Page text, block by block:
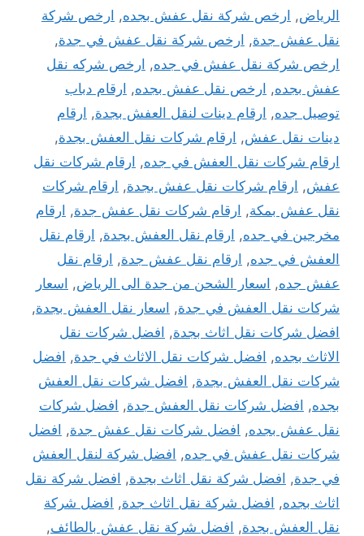
الرياض, ارخص شركة نقل عفش بجده, ارخص شركة
نقل عفش جدة, ارخص شركة نقل عفش في جدة,
ارخص شركة نقل عفش في جده, ارخص شركه نقل
عفش بجده, ارخص نقل عفش بجده, ارقام دباب
توصيل جده, ارقام دينات لنقل العفش بجدة, ارقام
دينات نقل عفش, ارقام شركات نقل العفش بجدة,
ارقام شركات نقل العفش في جده, ارقام شركات نقل
عفش, ارقام شركات نقل عفش بجدة, ارقام شركات
نقل عفش بمكة, ارقام شركات نقل عفش جدة, ارقام
مخرجين في جده, ارقام نقل العفش بجدة, ارقام نقل
العفش في جده, ارقام نقل عفش جدة, ارقام نقل
عفش جده, اسعار الشحن من جدة الى الرياض, اسعار
شركات نقل العفش في جدة, اسعار نقل العفش بجدة,
افضل شركات نقل اثاث بجدة, افضل شركات نقل
الاثاث بجده, افضل شركات نقل الاثاث في جدة, افضل
شركات نقل العفش بجدة, افضل شركات نقل العفش
بجده, افضل شركات نقل العفش جدة, افضل شركات
نقل عفش بجده, افضل شركات نقل عفش جدة, افضل
شركات نقل عفش في جده, افضل شركة لنقل العفش
في جدة, افضل شركة نقل اثاث بجدة, افضل شركة نقل
اثاث بجده, افضل شركة نقل اثاث جدة, افضل شركة
نقل العفش بجدة, افضل شركة نقل عفش بالطائف,